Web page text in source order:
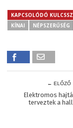
KAPCSOLÓDÓ
KÍNAI
NÉPSZERŰSÉG
← ELŐZŐ
Elektromos
terveztek a